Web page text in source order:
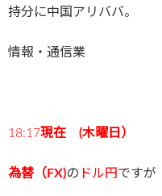
持分に中国アリババ。
情報・通信業
18:17現在 (木曜日）
為替（FX)の ドル円ですが